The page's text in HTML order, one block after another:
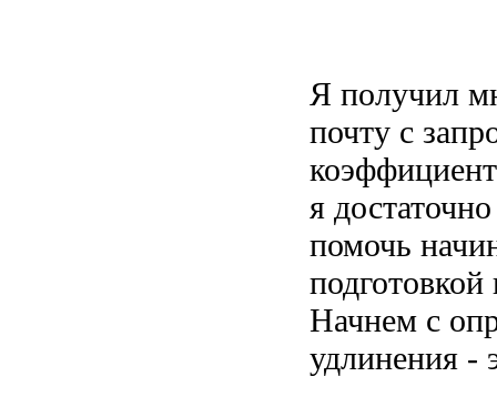
Я получил
почту с
я
помочь
Начнем с
удлинения -